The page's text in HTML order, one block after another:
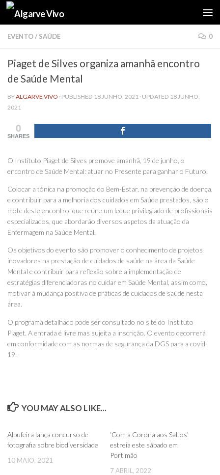
Skip to content
EVENTO/ SAÚDE 0
Piaget de Silves organiza amanhã encontro
de Saúde Mental
BYALGARVE VIVO · PUBLISHED 18 JUNHO, 2021 · UPDATED 18 JUNHO,
2021
0
SHARES
O Instituto Piaget de Silves promove amanhã, 19 de junho, o
encontro de Saúde Mental: atuar no Presente para ganhar o Futuro.
Colocar a tónica na promoção do Bem-Estar, na prevenção de doença,
e contribuir para a melhoria dos cuidados em Saúde prestados, são o
mote deste encontro, que reúne um leque privilegiado de profissionais
especializados, que abordarão diversos aspetos da atuação da
Enfermagem na Saúde Mental.
Os objetivos do evento são promover o conhecimento de projetos
inovadores na prestação de cuidados de saúde na área da Saúde
Mental e contribuir para reflexão sobre a implementação de
estratégias diferenciadoras no cuidar em Saúde Mental, assim como,
motivar à mudança positiva de práticas de cuidados de saúde nesta
área.
O programa detalhado pode ser consultado no site do Instituto
Piaget. A entrada é livre mas sujeita a inscrição. O evento decorrerá
em conformidade com as normas de segurança da DGS para a covid-
19.
YOU MAY ALSO LIKE...
Albufeira lança concurso de
fotografia sobre biodiversidade
10 MAIO, 2021
‘Com a Corona aos Saltos’
estreia este sábado em
Portimão
7 ABRIL, 2022